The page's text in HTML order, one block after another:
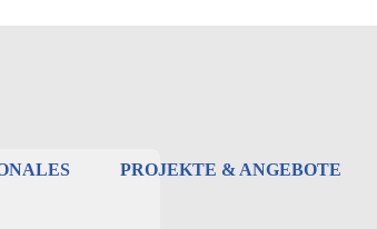
PROJEKTE & ANGEBOTE